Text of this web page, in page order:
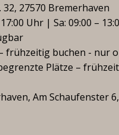
27570 Bremerhaven
Uhr | Sa: 09:00 –
frühzeitig buchen - nur
Plätze –
Am Schaufenster